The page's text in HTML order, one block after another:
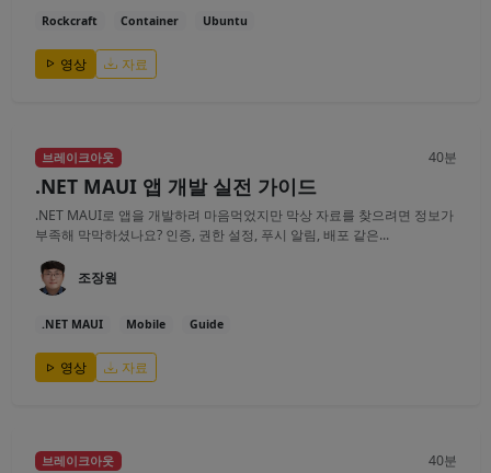
Rockcraft Container Ubuntu
영상 자료
브레이크아웃 40분
.NET MAUI 앱 개발 실전 가이드
.NET MAUI로 앱을 개발하려 마음먹었지만 막상 자료를 찾으려면 정보가
부족해 막막하셨나요? 인증, 권한 설정, 푸시 알림, 배포 같은...
조장원
.NET MAUI Mobile Guide
영상 자료
브레이크아웃 40분